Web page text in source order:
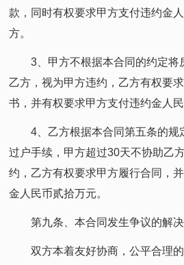
款，同时有权要求甲方支付违约金
方。
3、甲方不根据本合同的约定将
乙方，视为甲方违约，乙方有权要
书，并有权要求甲方支付违约金人民
4、乙方根据本合同第五条的规
过户手续，甲方超过30天不协助乙
约，乙方有权要求甲方履行合同，
金人民币贰拾万元。
第九条、本合同发生争议的解决
双方本着友好协商，公平合理